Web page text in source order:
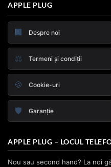
APPLE PLUG
🏢 Despre noi
⚖️ Termeni și condiții
🍪 Cookie-uri
🛡️ Garanție
APPLE PLUG – LOCUL
Nou sau second hand? La noi